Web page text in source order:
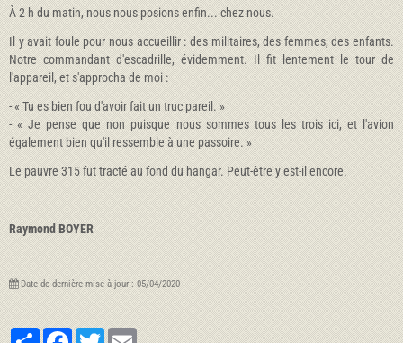
À 2 h du matin, nous nous posions enfin... chez nous.
Il y avait foule pour nous accueillir : des militaires, des femmes, des enfants.
Notre commandant d'escadrille, évidemment. Il fit lentement le tour de
l'appareil, et s'approcha de moi :
- « Tu es bien fou d'avoir fait un truc pareil. »
- « Je pense que non puisque nous sommes tous les trois ici, et l'avion
également bien qu'il ressemble à une passoire. »
Le pauvre 315 fut tracté au fond du hangar. Peut-être y est-il encore.
Raymond BOYER
Date de dernière mise à jour : 05/04/2020
PartagerFacebookTwitter